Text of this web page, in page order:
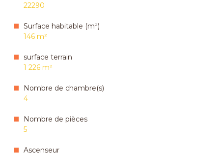
22290
Surface habitable (m²)
146 m²
surface terrain
1 226 m²
Nombre de chambre(s)
4
Nombre de pièces
5
Ascenseur